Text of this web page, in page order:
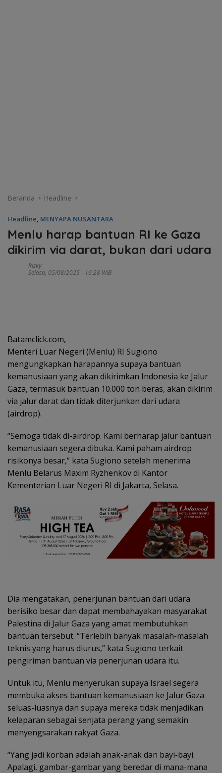
Beranda Headline
Headline, MENYAPA NUSANTARA
Menlu harap bantuan RI ke Gaza
dikirim via darat, bukan dari udara
Rizky
Selasa, 05/08/2025 - 16:28 WIB
Batamclick.com,
Menteri Luar Negeri (Menlu) RI Sugiono
mengungkapkan harapannya supaya bantuan
kemanusiaan yang akan dikirimkan Indonesia ke Jalur
Gaza, termasuk bantuan 10.000 ton beras, akan dikirim
via jalur darat dan tidak diterjunkan dari udara
(airdrop).
“Semoga tidak di-airdrop. Kami berharap jalur bantuan
kemanusiaan segera dibuka. Kami paham airdrop
risikonya besar,” kata Sugiono setelah menerima
Menlu Belarus Maxim Ryzhenkov di Kantor
Kementerian Luar Negeri RI di Jakarta, Selasa.
Dia mengatakan, penerjunan bantuan dari udara
berisiko besar dan dapat membahayakan masyarakat
Palestina di Jalur Gaza yang amat membutuhkan
bantuan tersebut. “Terlebih banyak masalah-masalah
teknis yang harus diurus,” kata Sugiono terkait
pengiriman bantuan via penerjunan udara itu.
Untuk itu, Menlu menyerukan supaya Israel segera
membuka akses bantuan kemanusiaan ke Jalur Gaza
seluas-luasnya dan supaya mereka tidak menjadikan
kelaparan sebagai senjata perang yang semakin
menyengsarakan rakyat Gaza.
“Yang jadi korban adalah anak-anak dan bayi-bayi.
Apalagi, gambar-gambar yang beredar di mana-mana